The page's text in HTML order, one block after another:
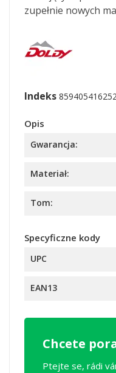
zupełnie nowych
Indeks
Opis
Gwarancja:
Materiał:
Tom:
Specyficzne kody
UPC
EAN13
Chcete
Ptejte se, rádi